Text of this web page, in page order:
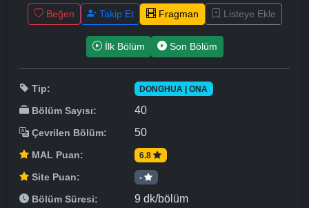
Beğen Takip Et Fragman Listeye Ekle
İlk Bölüm Son Bölüm
Tip: DONGHUA | ONA
Bölüm Sayısı: 40
Çevrilen Bölüm: 50
MAL Puan: 6.8
Site Puan: -
Bölüm Süresi: 9 dk/bölüm